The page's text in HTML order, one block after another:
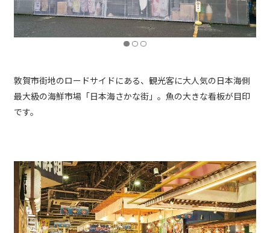
敦賀市街地のロードサイドにある、観光客に大人気の日本海側
最大級の海鮮市場「日本海さかな街」。魚の大きな看板が目印
です。